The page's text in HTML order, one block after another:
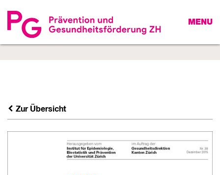
MENU
Zur Übersicht